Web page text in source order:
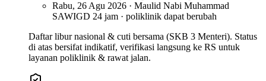
Rabu, 26 Agu 2026 · Maulid Nabi Muhammad
SAWIGD 24 jam · poliklinik dapat berubah
Daftar libur nasional & cuti bersama (SKB 3 Menteri). Status
di atas bersifat indikatif, verifikasi langsung ke RS untuk
layanan poliklinik & rawat jalan.